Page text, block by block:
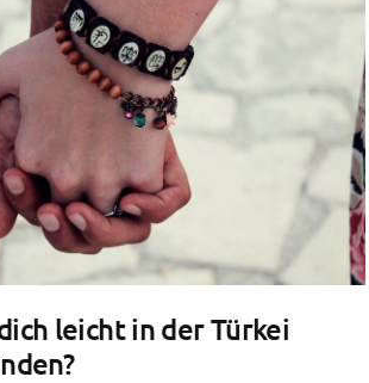
leicht in der Türkei